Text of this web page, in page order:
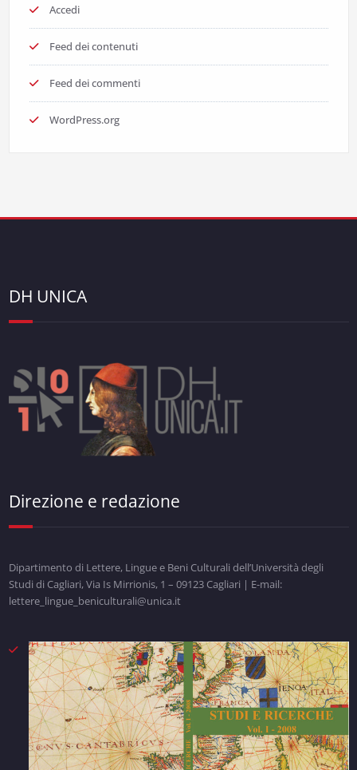
Accedi
Feed dei contenuti
Feed dei commenti
WordPress.org
DH UNICA
Direzione e redazione
Dipartimento di Lettere, Lingue e Beni Culturali dell’Università degli
Studi di Cagliari, Via Is Mirrionis, 1 – 09123 Cagliari | E-mail:
lettere_lingue_beniculturali@unica.it